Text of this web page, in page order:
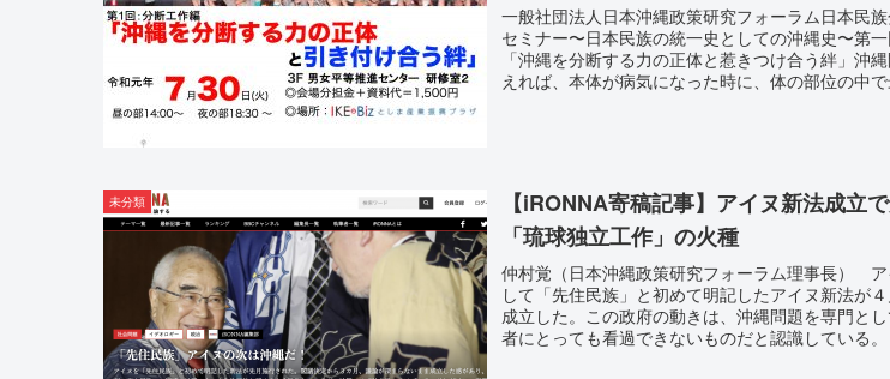
一般社団法人日本沖縄政策研究フォーラム日本民
セミナー〜日本民族の統一史としての沖縄史〜第
「沖縄を分断する力の正体と惹きつけ合う絆」沖
えれば、本体が病気になった時に、体の部位の中
未分類
【iRONNA寄稿記事】アイヌ新法成立
「琉球独立工作」の火種
仲村覚（日本沖縄政策研究フォーラム理事長） ア
して「先住民族」と初めて明記したアイヌ新法が
成立した。この政府の動きは、沖縄問題を専門と
者にとっても看過できないものだと認識している